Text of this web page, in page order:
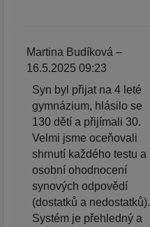
Martina Budíková –
16.5.2025 09:23
Syn byl přijat na 4 leté
gymnázium, hlásilo se
130 dětí a přijímali 30.
Velmi jsme oceňovali
shrnutí každého testu a
osobní ohodnocení
synových odpovědí
(dostatků a nedostatků).
Systém je přehledný a